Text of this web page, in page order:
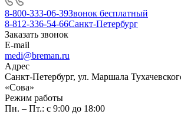
8-800-333-06-39Звонок бесплатный
8-812-336-54-66Санкт-Петербург
Заказать звонок
E-mail
medi@breman.ru
Адрес
Санкт-Петербург, ул. Маршала
«Сова»
Режим работы
Пн. – Пт.: с 9:00 до 18:00